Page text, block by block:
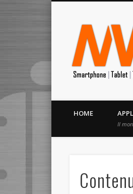
Siete appassionati di
HOME
Il